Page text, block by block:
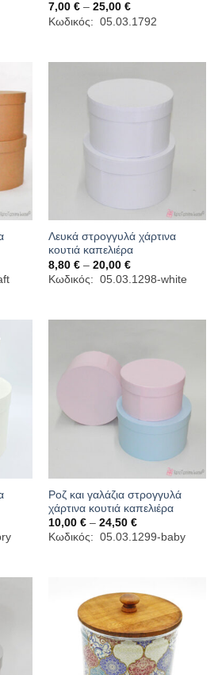
7,00 € – 25,00 €Price
range:
7,00 €
Κωδικός: 05.03.1792
Λευκά στρογγυλά χάρτινα
κουτιά καπελιέρα
8,80 € – 20,00 €Price
range:
8,80 €
Κωδικός: 05.03.1298-white
Ροζ και γαλάζια στρογγυλά
χάρτινα κουτιά καπελιέρα
10,00 € – 24,50 €Price
range:
10,00 €
Κωδικός: 05.03.1299-baby